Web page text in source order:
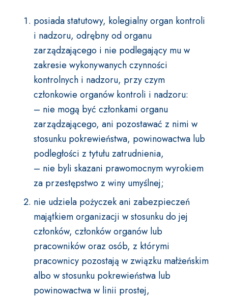
posiada statutowy, kolegialny organ kontroli
i nadzoru, odrębny od organu
zarządzającego i nie podlegający mu w
zakresie wykonywanych czynności
kontrolnych i nadzoru, przy czym
członkowie organów kontroli i nadzoru:
– nie mogą być członkami organu
zarządzającego, ani pozostawać z nimi w
stosunku pokrewieństwa, powinowactwa lub
podległości z tytułu zatrudnienia,
– nie byli skazani prawomocnym wyrokiem
za przestępstwo z winy umyślnej;
nie udziela pożyczek ani zabezpieczeń
majątkiem organizacji w stosunku do jej
członków, członków organów lub
pracowników oraz osób, z którymi
pracownicy pozostają w związku małżeńskim
albo w stosunku pokrewieństwa lub
powinowactwa w linii prostej,